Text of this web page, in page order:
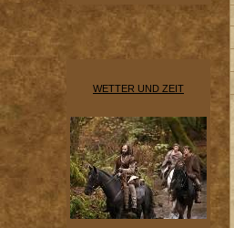
WETTER UND ZEIT